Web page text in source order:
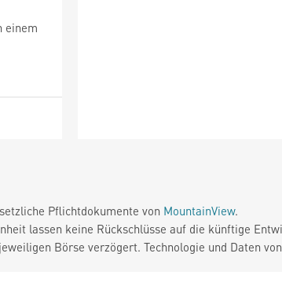
einem
Pflichtdokumente von MountainView.
lassen keine Rückschlüsse auf die künftige
Börse verzögert. Technologie und Daten von